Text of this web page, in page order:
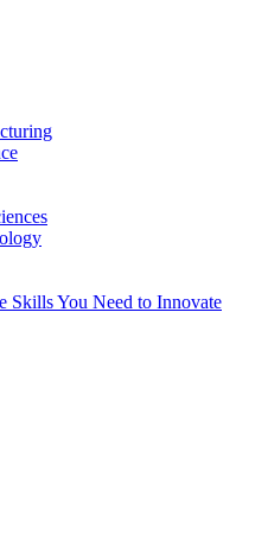
Skills You Need to Innovate